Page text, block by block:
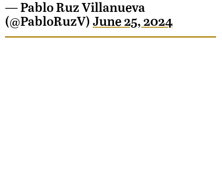
— Pablo Ruz Villanueva
(@PabloRuzV) June 25, 2024